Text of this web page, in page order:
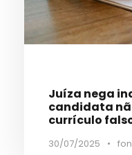
Juíza nega
candidata
currículo
30/07/2025 •